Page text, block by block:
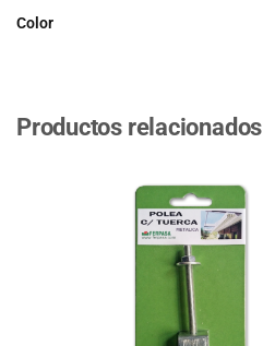
Color
Productos relacionados